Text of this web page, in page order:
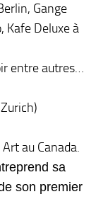
Gange
Kafe Deluxe à
entre autres…
au Canada.
sa
son premier